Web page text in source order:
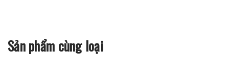
Sản phẩm cùng loại